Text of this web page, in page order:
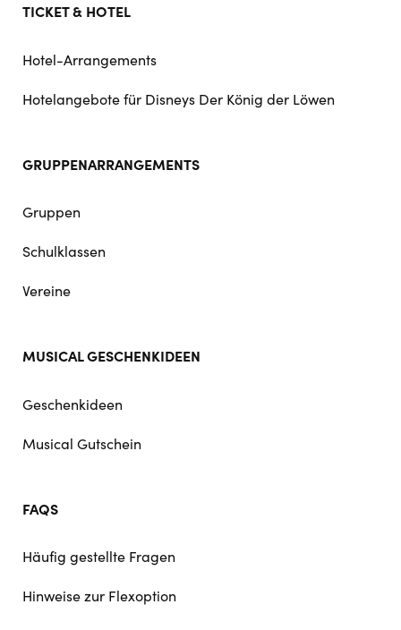
TICKET & HOTEL
Hotel-Arrangements
Hotelangebote für Disneys Der König der Löwen
GRUPPENARRANGEMENTS
Gruppen
Schulklassen
Vereine
MUSICAL GESCHENKIDEEN
Geschenkideen
Musical Gutschein
FAQS
Häufig gestellte Fragen
Hinweise zur Flexoption